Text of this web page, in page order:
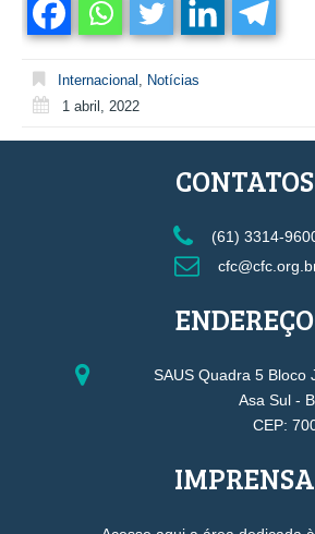
Internacional
Notícias
1 abril, 2022
CONTATOS
(61) 3314-
ENDEREÇO
SAUS Quadra 5 Bloco
Asa Sul -
CEP:
IMPRENSA